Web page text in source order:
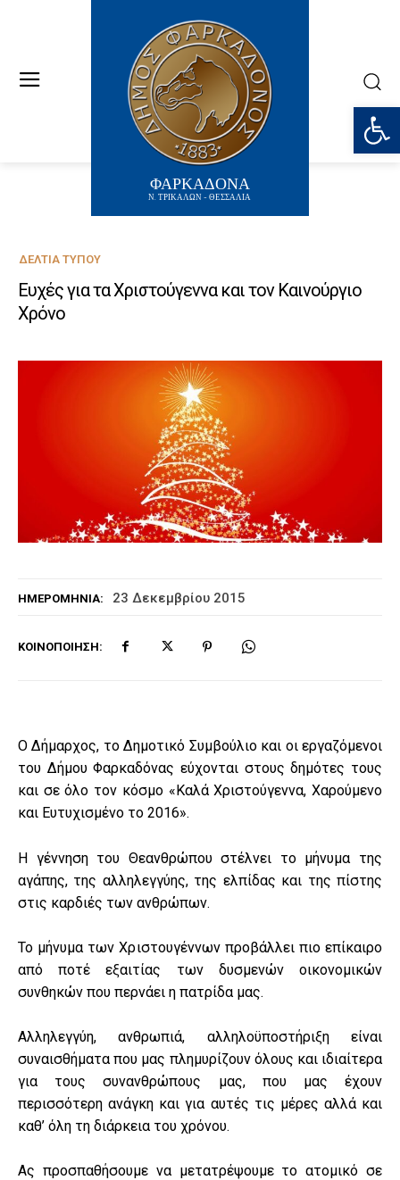
ΦΑΡΚΑΔΟΝΑ
Ν. ΤΡΙΚΑΛΩΝ - ΘΕΣΣΑΛΙΑ
ΗΜΕΡΟΜΗΝΊΑ: 23 Δεκεμβρίου 2015
ΚΟΙΝΟΠΟΊΗΣΗ:
ΔΕΛΤΊΑ ΤΎΠΟΥ
Ευχές για τα Χριστούγεννα και τον Καινούργιο
Χρόνο
Ο Δήμαρχος, το Δημοτικό Συμβούλιο και οι εργαζόμενοι
του Δήμου Φαρκαδόνας εύχονται στους δημότες τους
και σε όλο τον κόσμο «Καλά Χριστούγεννα, Χαρούμενο
και Ευτυχισμένο το 2016».
Η γέννηση του Θεανθρώπου στέλνει το μήνυμα της
αγάπης, της αλληλεγγύης, της ελπίδας και της πίστης
στις καρδιές των ανθρώπων.
Το μήνυμα των Χριστουγέννων προβάλλει πιο επίκαιρο
από ποτέ εξαιτίας των δυσμενών οικονομικών
συνθηκών που περνάει η πατρίδα μας.
Αλληλεγγύη, ανθρωπιά, αλληλοϋποστήριξη είναι
συναισθήματα που μας πλημυρίζουν όλους και ιδιαίτερα
για τους συνανθρώπους μας, που μας έχουν
περισσότερη ανάγκη και για αυτές τις μέρες αλλά και
καθ’ όλη τη διάρκεια του χρόνου.
Ας προσπαθήσουμε να μετατρέψουμε το ατομικό σε